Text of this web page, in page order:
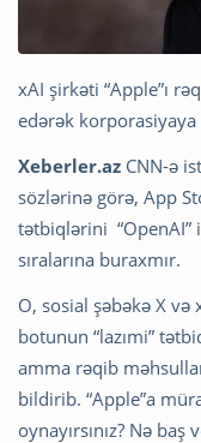
xAI şirkəti “Apple”ı
edərək korporasiyaya
Xeberler.az CNN-ə
sözlərinə görə, App
tətbiqlərini
sıralarına buraxmır.
O, sosial şəbəkə X və
botunun “lazımi”
amma rəqib
bildirib. “Apple”a
oynayırsınız? Nə